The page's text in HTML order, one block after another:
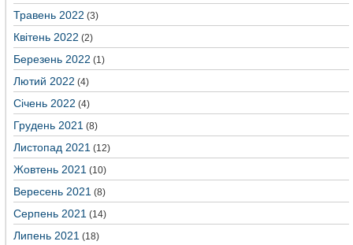
Травень 2022 (3)
Квітень 2022 (2)
Березень 2022 (1)
Лютий 2022 (4)
Січень 2022 (4)
Грудень 2021 (8)
Листопад 2021 (12)
Жовтень 2021 (10)
Вересень 2021 (8)
Серпень 2021 (14)
Липень 2021 (18)